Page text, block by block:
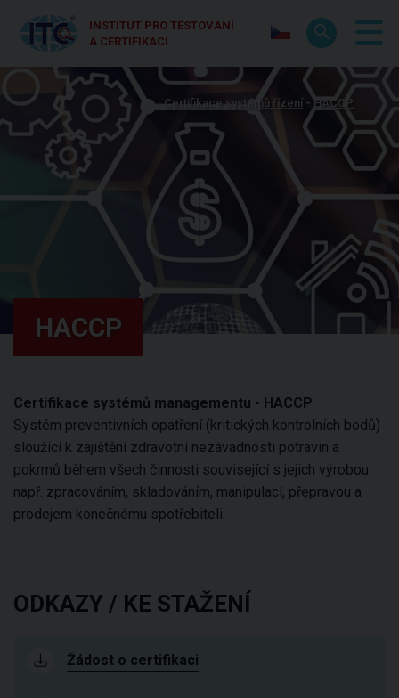
INSTITUT PRO TESTOVÁNÍ
A CERTIFIKACI
Certifikace systémů řízení HACCP
HACCP
Certifikace systémů managementu - HACCP
Systém preventivních opatření (kritických kontrolních bodů)
sloužící k zajištění zdravotní nezávadnosti potravin a
pokrmů během všech činnosti související s jejich výrobou
např. zpracováním, skladováním, manipulací, přepravou a
prodejem konečnému spotřebiteli.
ODKAZY / KE STAŽENÍ
Žádost o certifikaci